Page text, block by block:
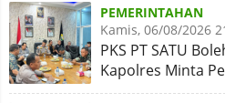
PEMERINTAHAN
Kamis, 06/08/2026
PKS PT SATU
Kapolres Minta